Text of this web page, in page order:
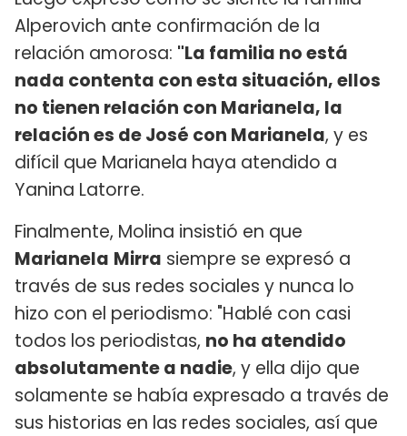
Alperovich ante confirmación de la
relación amorosa: "La familia no está
nada contenta con esta situación, ellos
no tienen relación con Marianela, la
relación es de José con Marianela, y es
difícil que Marianela haya atendido a
Yanina Latorre.
Finalmente, Molina insistió en que
Marianela Mirra siempre se expresó a
través de sus redes sociales y nunca lo
hizo con el periodismo: "Hablé con casi
todos los periodistas, no ha atendido
absolutamente a nadie, y ella dijo que
solamente se había expresado a través de
sus historias en las redes sociales, así que